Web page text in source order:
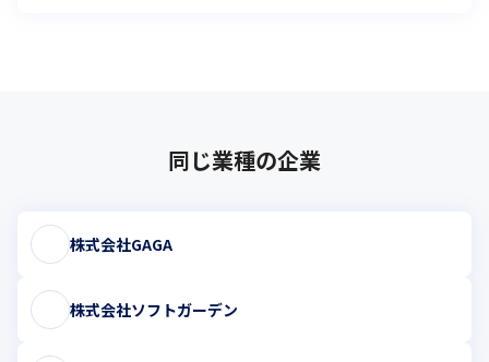
同じ業種の企業
株式会社GAGA
株式会社ソフトガーデン